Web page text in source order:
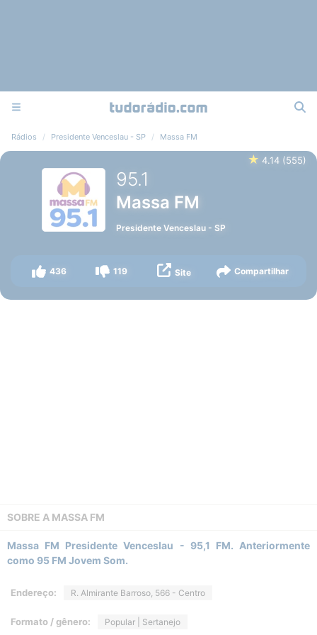
Rádios Presidente Venceslau - SP Massa FM
★ 4.14 (555)
95.1
Massa FM
Presidente Venceslau -SP
436 119 Site Compartilhar
SOBRE A MASSA FM
Massa FM Presidente Venceslau - 95,1 FM. Anteriormente
como 95 FM Jovem Som.
Endereço: R. Almirante Barroso, 566 - Centro
Formato / gênero: Popular | Sertanejo